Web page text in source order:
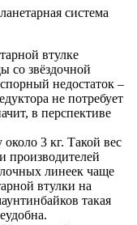
система
втулке
со звёздочной
недостаток –
не потребует
в перспективе
3 кг. Такой вес
производителей
линеек чаще
втулки на
такая